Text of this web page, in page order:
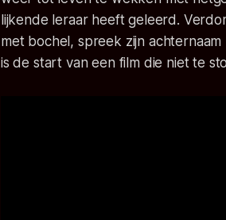
lijkende leraar heeft geleerd.
met bochel, spreek zijn
is de start van een film die niet te